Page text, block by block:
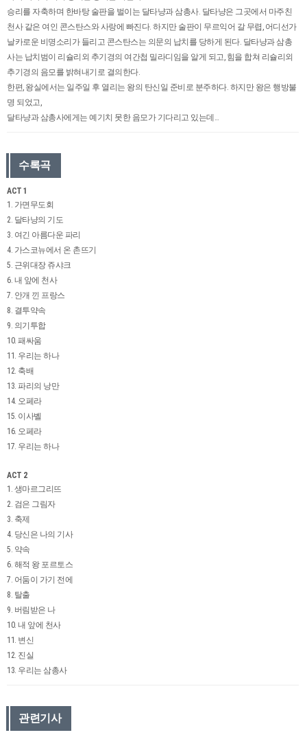
승리를 자축하며 한바탕 술판을 벌이는 달타냥과 삼총사. 달타냥은 그곳에서 마주친
천사 같은 여인 콘스탄스와 사랑에 빠진다. 하지만 술판이 무르익어 갈 무렵, 어디선가
날카로운 비명소리가 들리고 콘스탄스는 의문의 납치를 당하게 된다. 달타냥과 삼총
사는 납치범이 리슐리외 추기경의 여간첩 밀라디임을 알게 되고, 힘을 합쳐 리슐리외
추기경의 음모를 밝혀내기로 결의한다.
한편, 왕실에서는 일주일 후 열리는 왕의 탄신일 준비로 분주하다. 하지만 왕은 행방불
명 되었고,
달타냥과 삼총사에게는 예기치 못한 음모가 기다리고 있는데…
수록곡
ACT 1
1. 가면무도회
2. 달타냥의 기도
3. 여긴 아름다운 파리
4. 가스코뉴에서 온 촌뜨기
5. 근위대장 쥬샤크
6. 내 앞에 천사
7. 안개 낀 프랑스
8. 결투약속
9. 의기투합
10. 패싸움
11. 우리는 하나
12. 축배
13. 파리의 낭만
14. 오페라
15. 이사벨
16. 오페라
17. 우리는 하나
ACT 2
1. 생마르그리뜨
2. 검은 그림자
3. 축제
4. 당신은 나의 기사
5. 약속
6. 해적 왕 포르토스
7. 어둠이 가기 전에
8. 탈출
9. 버림받은 나
10. 내 앞에 천사
11. 변신
12. 진실
13. 우리는 삼총사
관련기사